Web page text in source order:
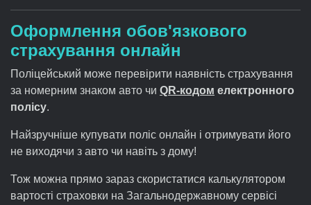
Оформлення обов'язкового
страхування онлайн
Поліцейський може перевірити наявність страхування
за номерним знаком авто чи QR-кодом електронного
полісу.
Найзручніше купувати поліс онлайн і отримувати його
не виходячи з авто чи навіть з дому!
Тож можна прямо зараз скористатися калькулятором
вартості страховки на Загальнодержавному сервісі